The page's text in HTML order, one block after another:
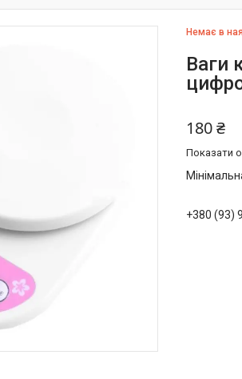
Немає в
Ваги
180 ₴
Показати
+380 (93)